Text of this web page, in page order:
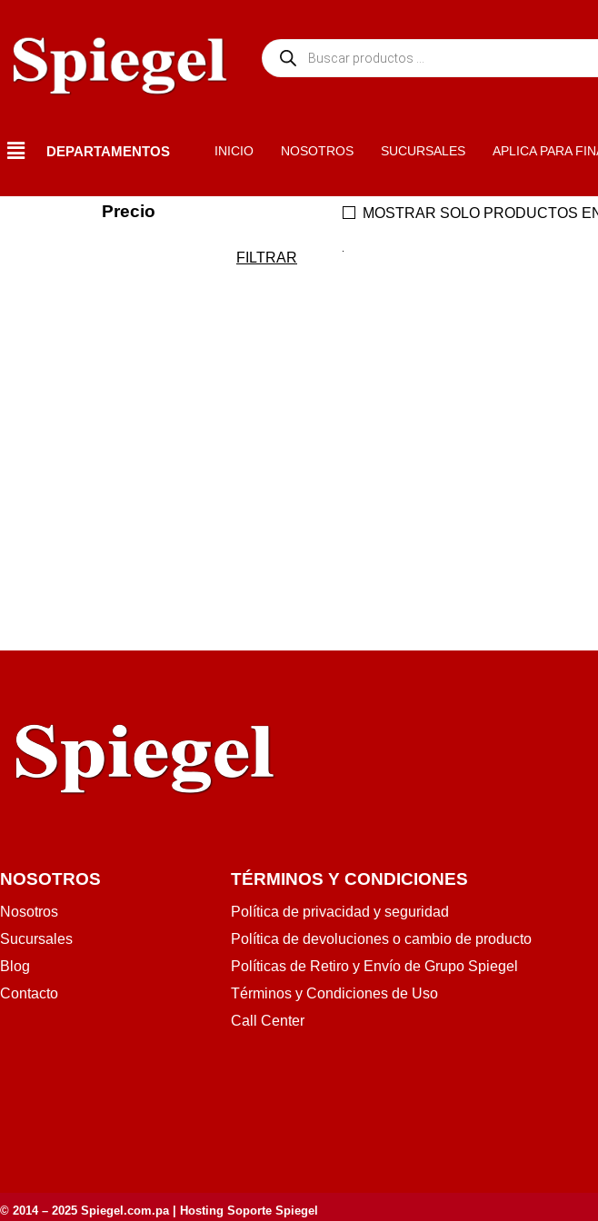
DEPARTAMENTOS INICIO NOSOTROS SUCURSALES APLICA PARA
Precio
FILTRAR
MOSTRAR SOLO PRODUCTOS
NOSOTROS
Nosotros
Sucursales
Blog
Contacto
TÉRMINOS Y CONDICIONES
Política de privacidad y seguridad
Política de devoluciones o cambio de producto
Políticas de Retiro y Envío de Grupo Spiegel
Términos y Condiciones de Uso
Call Center
© 2014 – 2025 Spiegel.com.pa| Hosting Soporte Spiegel